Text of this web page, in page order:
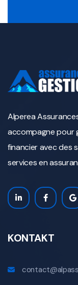
Alperea
accompagne pour
financier avec des
services en
KONTAKT